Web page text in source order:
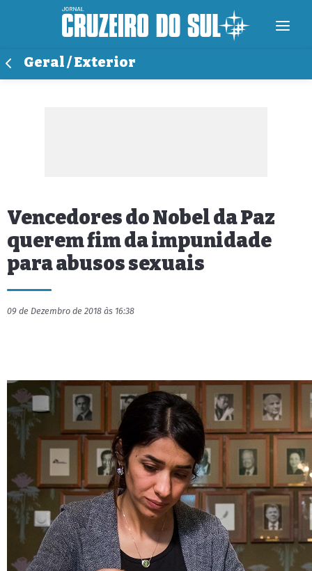
Geral / Exterior
Vencedores do Nobel da Paz
querem fim da impunidade
para abusos sexuais
09 de Dezembro de 2018 às 16:38